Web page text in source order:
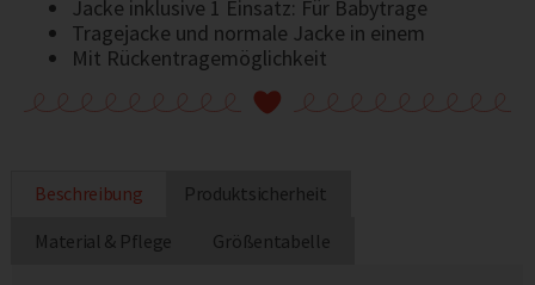
Jacke inklusive 1 Einsatz: Für Babytrage
Tragejacke und normale Jacke in einem
Mit Rückentragemöglichkeit
Beschreibung
Produktsicherheit
Material & Pflege
Größentabelle